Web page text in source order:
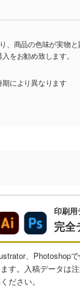
、商品の色味が実物
をお勧め致します。
により異なります
印刷
完全
、Photoshop
す。入稿データは
ださい。